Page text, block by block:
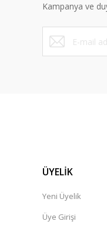
Kampanya ve
ÜYELİK
Yeni Üyelik
Üye Girişi